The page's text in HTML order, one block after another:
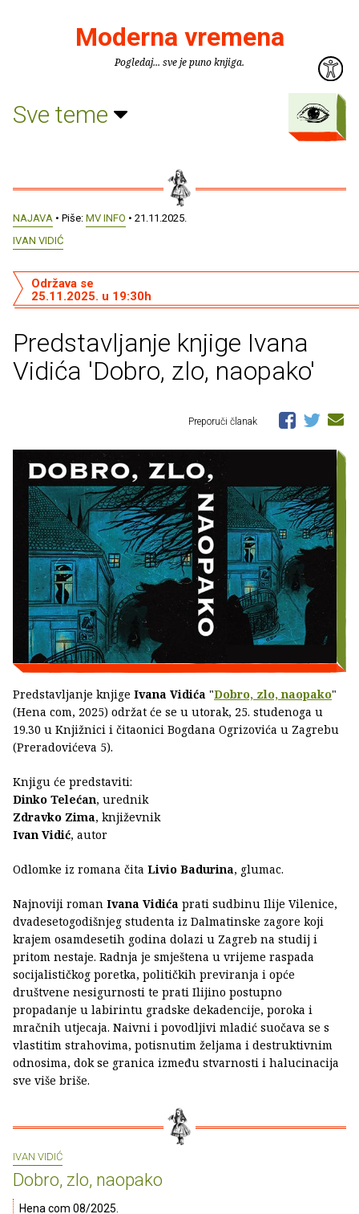
Moderna vremena
Pogledaj... sve je puno knjiga.
Sve teme
NAJAVA • Piše: MV INFO • 21.11.2025.
IVAN VIDIĆ
Predstavljanje knjige Ivana
Vidića 'Dobro, zlo, naopako'
Održava se
25.11.2025. u 19:30h
Preporuči članak
Predstavljanje knjige Ivana Vidića "Dobro, zlo, naopako"
(Hena com, 2025) održat će se u utorak, 25. studenoga u
19.30 u Knjižnici i čitaonici Bogdana Ogrizovića u Zagrebu
(Preradovićeva 5).
Knjigu će predstaviti:
Dinko Telećan, urednik
Zdravko Zima, književnik
Ivan Vidić, autor
Odlomke iz romana čita Livio Badurina, glumac.
Najnoviji roman Ivana Vidića prati sudbinu Ilije Vilenice,
dvadesetogodišnjeg studenta iz Dalmatinske zagore koji
krajem osamdesetih godina dolazi u Zagreb na studij i
pritom nestaje. Radnja je smještena u vrijeme raspada
socijalističkog poretka, političkih previranja i opće
društvene nesigurnosti te prati Ilijino postupno
propadanje u labirintu gradske dekadencije, poroka i
mračnih utjecaja. Naivni i povodljivi mladić suočava se s
vlastitim strahovima, potisnutim željama i destruktivnim
odnosima, dok se granica između stvarnosti i halucinacija
sve više briše.
IVAN VIDIĆ
Dobro, zlo, naopako
Hena com 08/2025.